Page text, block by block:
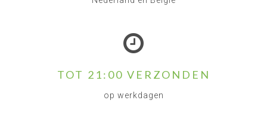
TOT 21:00 VERZONDEN
op werkdagen